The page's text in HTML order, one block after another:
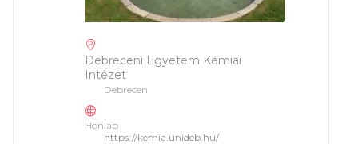
Debreceni Egyetem Kémiai
Intézet
Debrecen
Honlap
https://kemia.unideb.hu/